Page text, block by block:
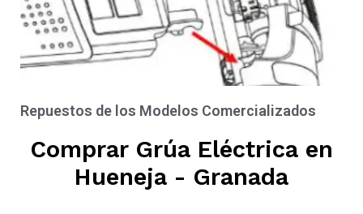
Repuestos de los Modelos Comercializados
Comprar Grúa Eléctrica en
Hueneja - Granada